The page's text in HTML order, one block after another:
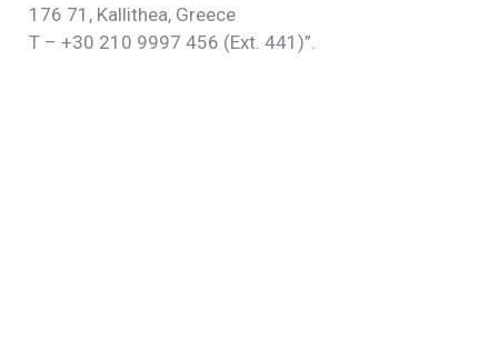
176 71, Kallithea, Greece
T – +30 210 9997 456 (Ext. 441)”.